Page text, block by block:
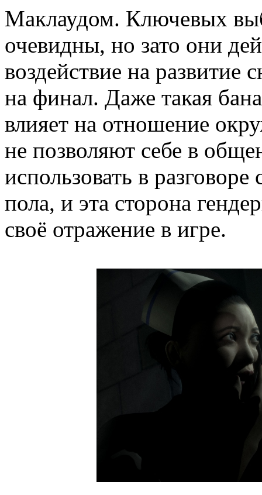
Маклаудом. Ключевых
очевидны, но зато они
воздействие на развитие
на финал. Даже такая
влияет на отношение
не позволяют себе в
использовать в
пола, и эта сторона
своё отражение в игре.